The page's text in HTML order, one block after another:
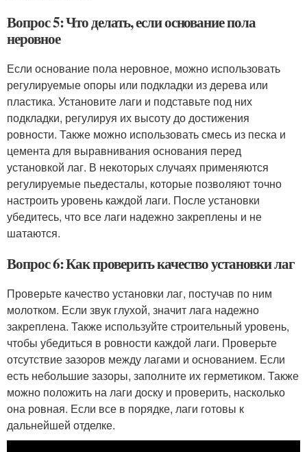
Вопрос 5: Что делать, если основание пола
неровное
Если основание пола неровное, можно использовать
регулируемые опоры или подкладки из дерева или
пластика. Установите лаги и подставьте под них
подкладки, регулируя их высоту до достижения
ровности. Также можно использовать смесь из песка и
цемента для выравнивания основания перед
установкой лаг. В некоторых случаях применяются
регулируемые пьедесталы, которые позволяют точно
настроить уровень каждой лаги. После установки
убедитесь, что все лаги надежно закреплены и не
шатаются.
Вопрос 6: Как проверить качество установки лаг
Проверьте качество установки лаг, постучав по ним
молотком. Если звук глухой, значит лага надежно
закреплена. Также используйте строительный уровень,
чтобы убедиться в ровности каждой лаги. Проверьте
отсутствие зазоров между лагами и основанием. Если
есть небольшие зазоры, заполните их герметиком. Также
можно положить на лаги доску и проверить, насколько
она ровная. Если все в порядке, лаги готовы к
дальнейшей отделке.